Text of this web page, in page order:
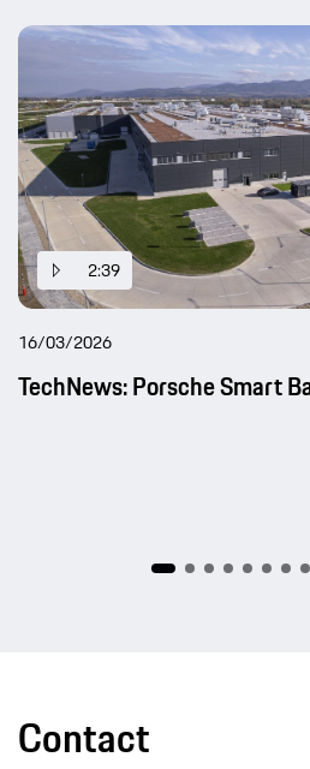
2:39
16/03/2026
TechNews: Porsche Smart
Contact